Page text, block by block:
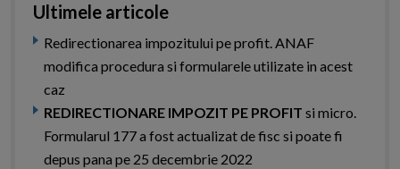
Ultimele articole
Redirectionarea impozitului pe profit. ANAF
modifica procedura si formularele utilizate in acest
caz
REDIRECTIONARE IMPOZIT PE PROFIT si micro.
Formularul 177 a fost actualizat de fisc si poate fi
depus pana pe 25 decembrie 2022